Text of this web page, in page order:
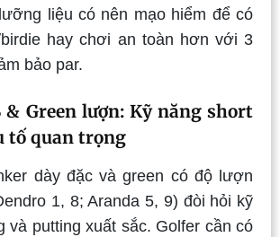
liệu có nên mạo hiểm để có
hay chơi an toàn hơn với 3
bảo par.
& Green lượn: Kỹ năng short
tố quan trọng
dày đặc và green có độ lượn
1, 8; Aranda 5, 9) đòi hỏi kỹ
và putting xuất sắc. Golfer cần có